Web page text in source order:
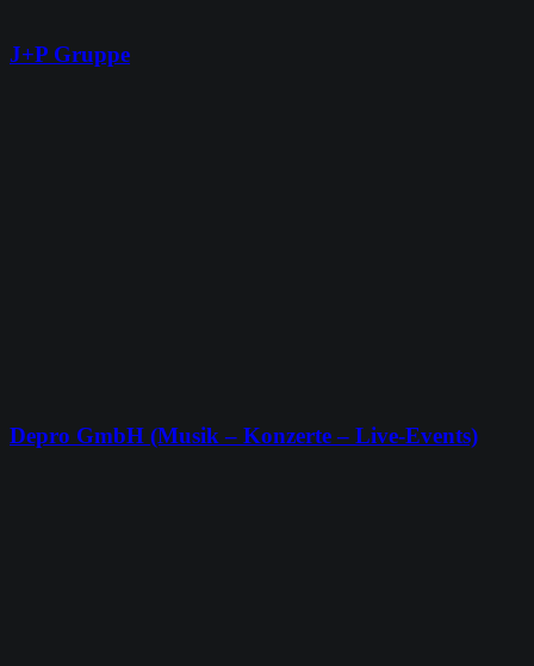
J+P Gruppe
Depro GmbH (Musik – Konzerte – Live-Events)